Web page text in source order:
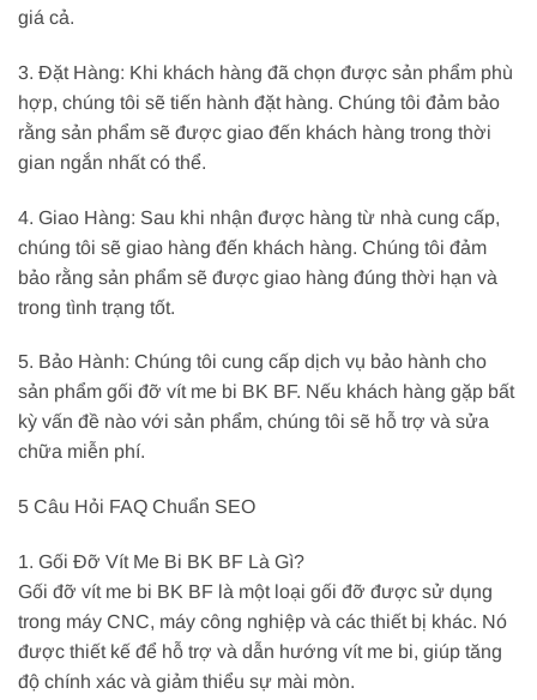
giá cả.
3. Đặt Hàng: Khi khách hàng đã chọn được sản phẩm phù
hợp, chúng tôi sẽ tiến hành đặt hàng. Chúng tôi đảm bảo
rằng sản phẩm sẽ được giao đến khách hàng trong thời
gian ngắn nhất có thể.
4. Giao Hàng: Sau khi nhận được hàng từ nhà cung cấp,
chúng tôi sẽ giao hàng đến khách hàng. Chúng tôi đảm
bảo rằng sản phẩm sẽ được giao hàng đúng thời hạn và
trong tình trạng tốt.
5. Bảo Hành: Chúng tôi cung cấp dịch vụ bảo hành cho
sản phẩm gối đỡ vít me bi BK BF. Nếu khách hàng gặp bất
kỳ vấn đề nào với sản phẩm, chúng tôi sẽ hỗ trợ và sửa
chữa miễn phí.
5 Câu Hỏi FAQ Chuẩn SEO
1. Gối Đỡ Vít Me Bi BK BF Là Gì?
Gối đỡ vít me bi BK BF là một loại gối đỡ được sử dụng
trong máy CNC, máy công nghiệp và các thiết bị khác. Nó
được thiết kế để hỗ trợ và dẫn hướng vít me bi, giúp tăng
độ chính xác và giảm thiểu sự mài mòn.